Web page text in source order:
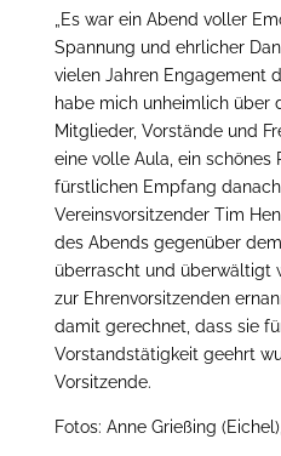
„Es war ein Abend voller
Spannung und ehrlicher
vielen Jahren Engagement
habe mich unheimlich über
Mitglieder, Vorstände und
eine volle Aula, ein schönes
fürstlichen Empfang
Vereinsvorsitzender Tim
des Abends gegenüber
überrascht und überwältigt
zur Ehrenvorsitzenden
damit gerechnet, dass sie
Vorstandstätigkeit geehrt
Vorsitzende.
Fotos: Anne Grießing